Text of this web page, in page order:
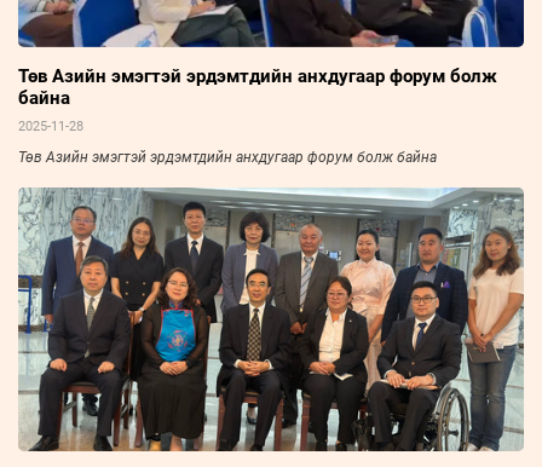
Төв Азийн эмэгтэй эрдэмтдийн анхдугаар форум болж
байна
2025-11-28
Төв Азийн эмэгтэй эрдэмтдийн анхдугаар форум болж байна